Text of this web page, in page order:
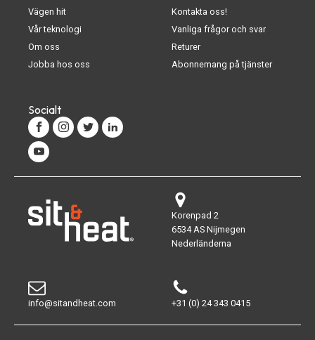
Vägen hit
Vår teknologi
Om oss
Jobba hos oss
Kontakta oss!
Vanliga frågor och svar
Returer
Abonnemang på tjänster
Socialt
Korenpad 2
6534 AS Nijmegen
Nederländerna
info@sitandheat.com +31 (0) 24 343 0415